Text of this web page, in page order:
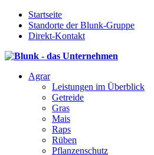
Startseite
Standorte der Blunk-Gruppe
Direkt-Kontakt
Agrar
Leistungen im Überblick
Getreide
Gras
Mais
Raps
Rüben
Pflanzenschutz